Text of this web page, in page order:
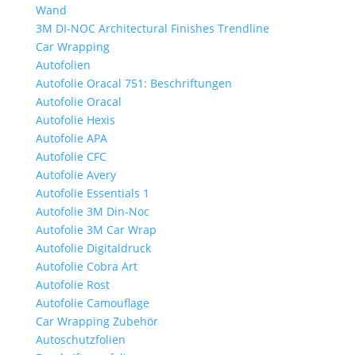
Wand
3M DI-NOC Architectural Finishes Trendline
Car Wrapping
Autofolien
Autofolie Oracal 751: Beschriftungen
Autofolie Oracal
Autofolie Hexis
Autofolie APA
Autofolie CFC
Autofolie Avery
Autofolie Essentials 1
Autofolie 3M Din-Noc
Autofolie 3M Car Wrap
Autofolie Digitaldruck
Autofolie Cobra Art
Autofolie Rost
Autofolie Camouflage
Car Wrapping Zubehör
Autoschutzfolien